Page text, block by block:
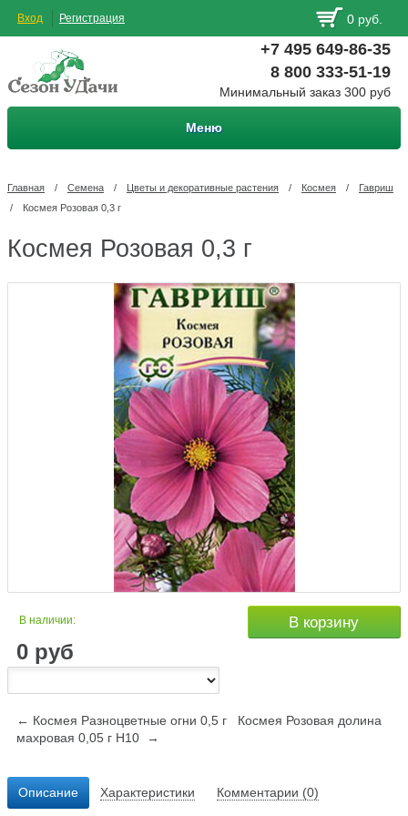
Вход Регистрация 0 руб.
+7 495 649-86-35
8 800 333-51-19
Минимальный заказ 300 руб
Меню
Главная / Семена / Цветы и декоративные растения / Космея /
Гавриш
/
Космея Розовая 0,3 г
Космея Розовая 0,3 г
В наличии:
0 руб
В корзину
← Космея Разноцветные огни 0,5 г
Космея Розовая долина
махровая 0,05 г Н10 →
Описание Характеристики Комментарии (0)